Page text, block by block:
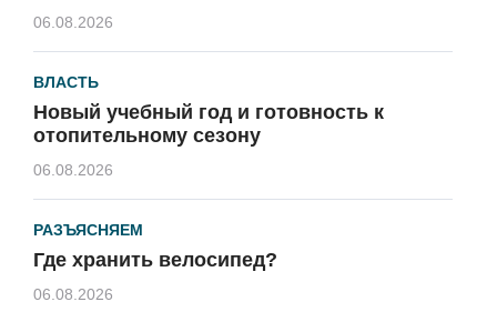
06.08.2026
ВЛАСТЬ
Новый учебный год и готовность к
отопительному сезону
06.08.2026
РАЗЪЯСНЯЕМ
Где хранить велосипед?
06.08.2026